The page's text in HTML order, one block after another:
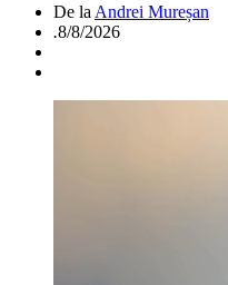
De la Andrei Mureșan
.8/8/2026